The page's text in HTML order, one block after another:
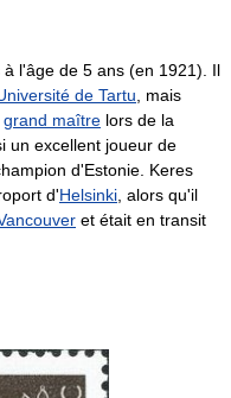
l'âge de 5 ans (en 1921). Il
de Tartu , mais
grand maître lors de la
un excellent joueur de
d'Estonie. Keres
d'Helsinki , alors qu'il
et était en transit